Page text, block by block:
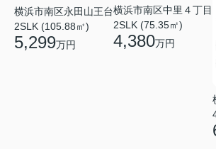
横浜市南区永田山王台
2SLK (105.88㎡)
5,299万円
横浜市南区中里４丁目
2SLK (75.35㎡)
4,380万円